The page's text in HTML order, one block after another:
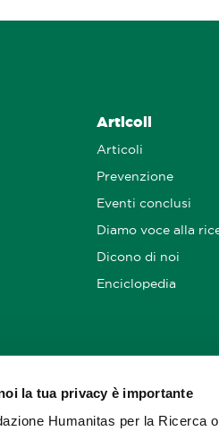
la tua privacy è importante
Humanitas per la Ricerca
Articoli
Articoli
Prevenzione
Eventi conclusi
Diamo voce alla
Dicono di noi
Enciclopedia
Sostenitori